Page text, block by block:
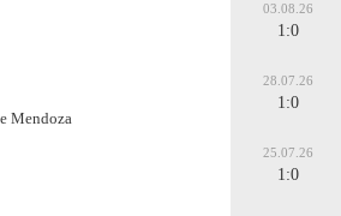
03.08.26
1:0
Mendoza
28.07.26
1:0
25.07.26
1:0